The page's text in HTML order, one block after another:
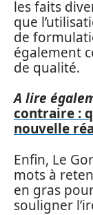
les faits
que
de
également
de qualité.
A lire
contraire :
nouvelle
Enfin, Le
mots à
en gras
souligner